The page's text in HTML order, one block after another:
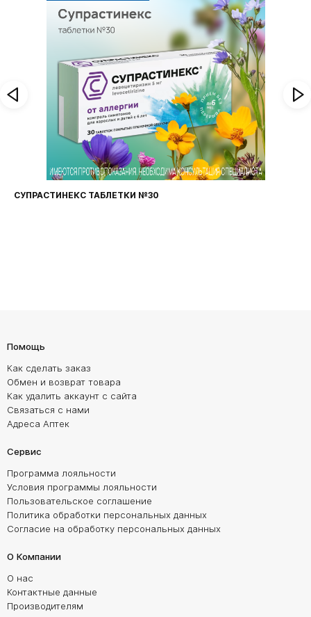
СУПРАСТИНЕКС ТАБЛЕТКИ №30
Помощь
Как сделать заказ
Обмен и возврат товара
Как удалить аккаунт с сайта
Связаться с нами
Адреса Аптек
Сервис
Программа лояльности
Условия программы лояльности
Пользовательское соглашение
Политика обработки персональных данных
Согласие на обработку персональных данных
О Компании
О нас
Контактные данные
Производителям